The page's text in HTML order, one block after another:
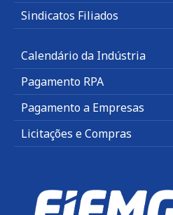
Sindicatos Filiados
Calendário da Indústria
Pagamento RPA
Pagamento a Empresas
Licitações e Compras